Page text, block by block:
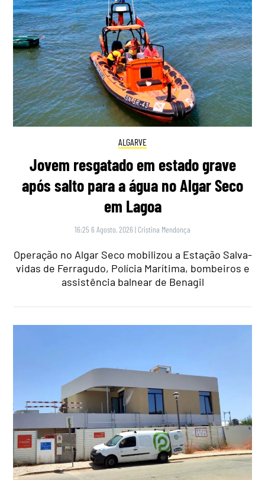
ALGARVE
Jovem resgatado em estado grave
após salto para a água no Algar Seco
em Lagoa
16:25 6 Agosto, 2026 | Cristina Mendonça
Operação no Algar Seco mobilizou a Estação Salva-
vidas de Ferragudo, Polícia Marítima, bombeiros e
assistência balnear de Benagil